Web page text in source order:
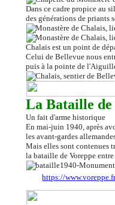
Dans ce cadre propice au
des générations de priants
Chalais est un point de
Celui de Bellevue nous
puis à la pointe de
La Bataille de
Un fait d'arme historique
En mai-juin 1940, après
les avant-gardes
Mais elles sont contenues
la bataille de Voreppe
https://